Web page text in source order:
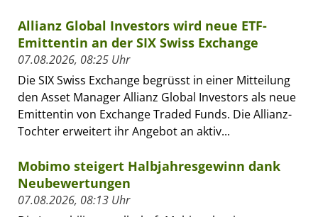
Allianz Global Investors wird neue ETF-
Emittentin an der SIX Swiss Exchange
07.08.2026, 08:25 Uhr
Die SIX Swiss Exchange begrüsst in einer Mitteilung
den Asset Manager Allianz Global Investors als neue
Emittentin von Exchange Traded Funds. Die Allianz-
Tochter erweitert ihr Angebot an aktiv...
Mobimo steigert Halbjahresgewinn dank
Neubewertungen
07.08.2026, 08:13 Uhr